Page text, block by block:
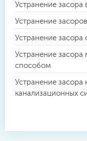
Устранение засора
Устранение
Устранение засора
Устранение
способом
Устранение
канализационных